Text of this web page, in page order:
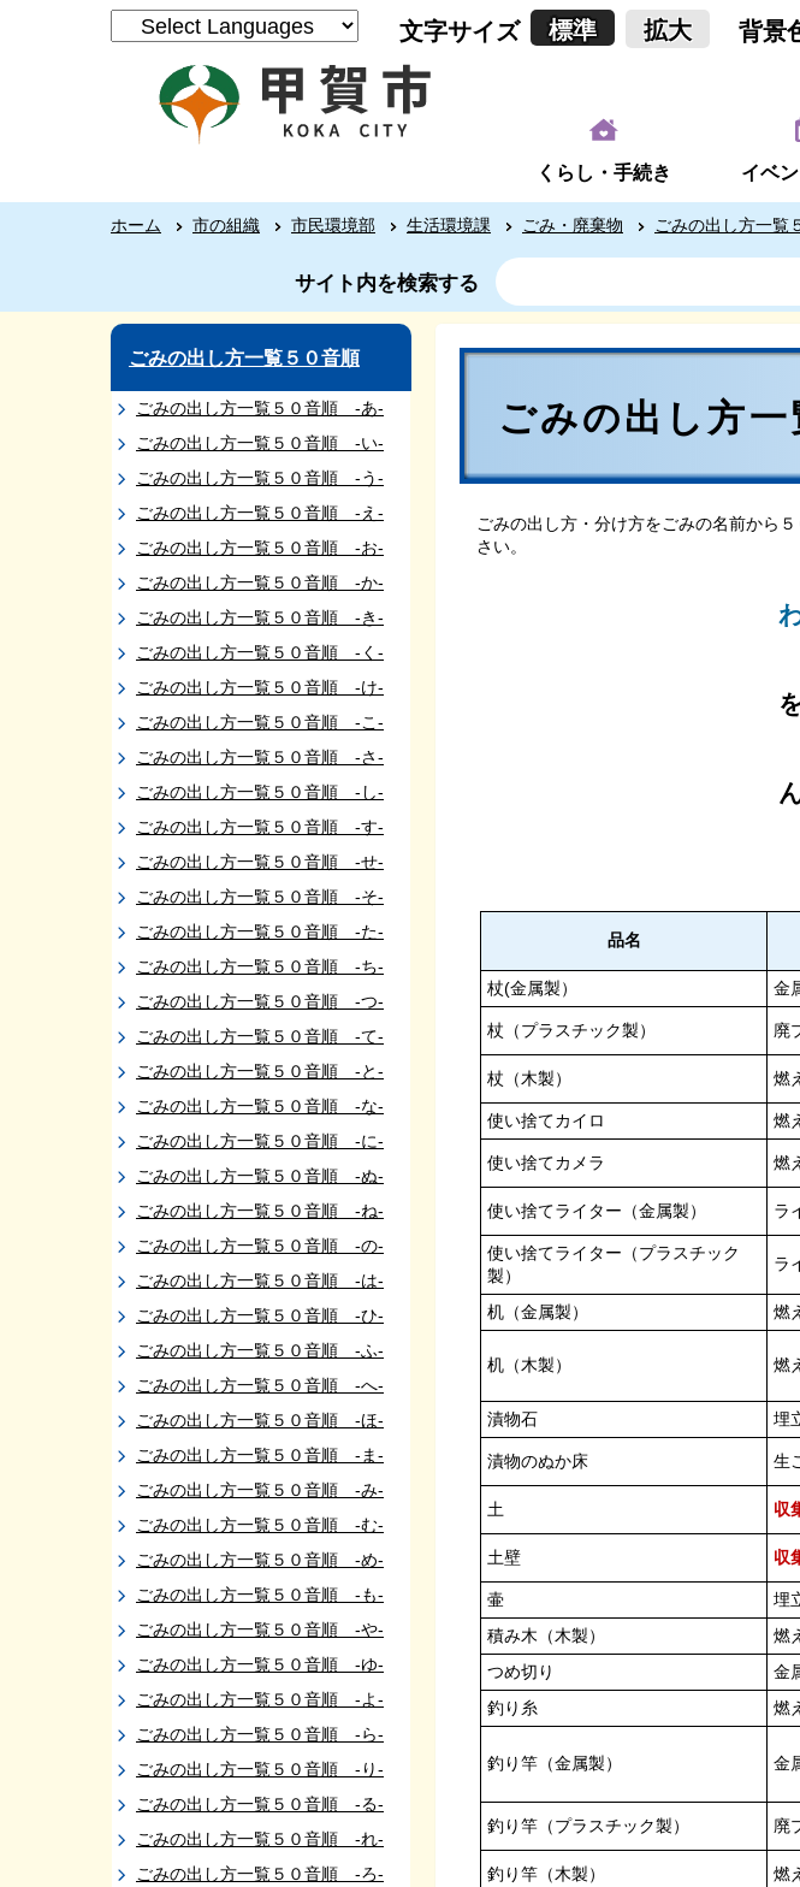
文字サイズ 標準 拡大 背景
くらし・手続き イベ
ホーム 市の組織 市民環境部 生活環境課 ごみ・廃棄物 ごみの出し方一覧
サイト内を検索する
ごみの出し方一覧５０音順
ごみの出し方一覧５０音順 -あ-
ごみの出し方一覧５０音順 -い-
ごみの出し方一覧５０音順 -う-
ごみの出し方一覧５０音順 -え-
ごみの出し方一覧５０音順 -お-
ごみの出し方一覧５０音順 -か-
ごみの出し方一覧５０音順 -き-
ごみの出し方一覧５０音順 -く-
ごみの出し方一覧５０音順 -け-
ごみの出し方一覧５０音順 -こ-
ごみの出し方一覧５０音順 -さ-
ごみの出し方一覧５０音順 -し-
ごみの出し方一覧５０音順 -す-
ごみの出し方一覧５０音順 -せ-
ごみの出し方一覧５０音順 -そ-
ごみの出し方一覧５０音順 -た-
ごみの出し方一覧５０音順 -ち-
ごみの出し方一覧５０音順 -つ-
ごみの出し方一覧５０音順 -て-
ごみの出し方一覧５０音順 -と-
ごみの出し方一覧５０音順 -な-
ごみの出し方一覧５０音順 -に-
ごみの出し方一覧５０音順 -ぬ-
ごみの出し方一覧５０音順 -ね-
ごみの出し方一覧５０音順 -の-
ごみの出し方一覧５０音順 -は-
ごみの出し方一覧５０音順 -ひ-
ごみの出し方一覧５０音順 -ふ-
ごみの出し方一覧５０音順 -へ-
ごみの出し方一覧５０音順 -ほ-
ごみの出し方一覧５０音順 -ま-
ごみの出し方一覧５０音順 -み-
ごみの出し方一覧５０音順 -む-
ごみの出し方一覧５０音順 -め-
ごみの出し方一覧５０音順 -も-
ごみの出し方一覧５０音順 -や-
ごみの出し方一覧５０音順 -ゆ-
ごみの出し方一覧５０音順 -よ-
ごみの出し方一覧５０音順 -ら-
ごみの出し方一覧５０音順 -り-
ごみの出し方一覧５０音順 -る-
ごみの出し方一覧５０音順 -れ-
ごみの出し方一覧５０音順 -ろ-
ごみの出し方
ごみの出し方・分け方をごみの名前から
さい。
品名
杖(金属製）
金
杖（プラスチック製） 廃
杖（木製） 燃
使い捨てカイロ 燃
使い捨てカメラ 燃
使い捨てライター（金属製） ラ
使い捨てライター（プラスチック
製）
ラ
机（金属製） 燃
机（木製） 燃
漬物石 埋
漬物のぬか床 生
土 収
土壁 収
壷 埋
積み木（木製）
燃
つめ切り
金
釣り糸
燃
釣り竿（金属製） 金
釣り竿（プラスチック製） 廃
釣り竿（木製） 燃